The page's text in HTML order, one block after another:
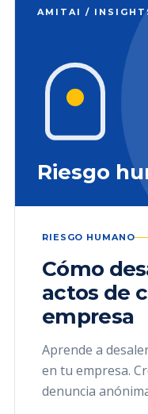
AMITAI /
Riesgo
RIESGO HUMANO
Cómo
actos de
empresa
Aprende a
en tu empresa.
denuncia